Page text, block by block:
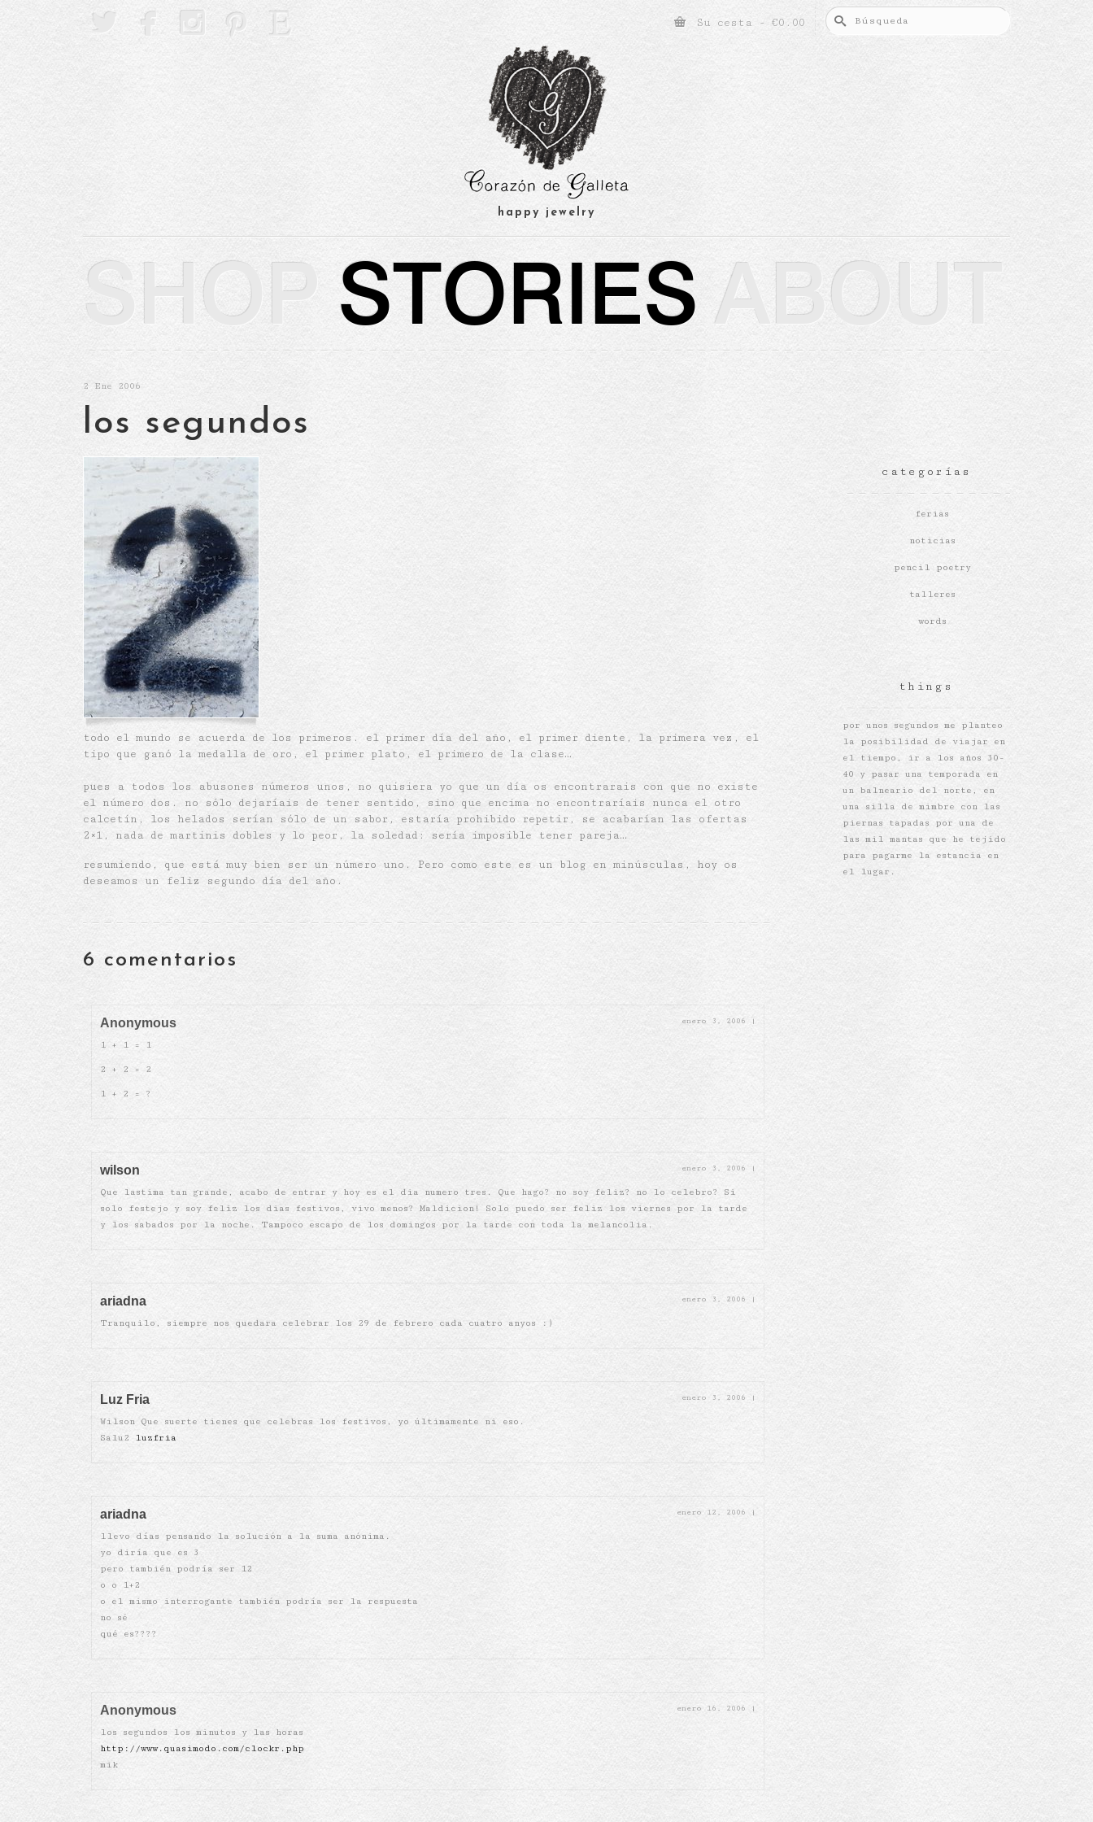
Buscar
por:
Su cesta - €0.00
    
happy jewelry
SHOP STORIESABOUT
2 Ene 2006
los segundos
todo el mundo se acuerda de los primeros. el primer día del año, el primer diente, la primera vez, el
tipo que ganó la medalla de oro, el primer plato, el primero de la clase…
pues a todos los abusones números unos, no quisiera yo que un día os encontrarais con que no existe
el número dos. no sólo dejaríais de tener sentido, sino que encima no encontraríais nunca el otro
calcetín, los helados serían sólo de un sabor, estaría prohibido repetir, se acabarían las ofertas
2×1, nada de martinis dobles y lo peor, la soledad: sería imposible tener pareja…
resumiendo, que está muy bien ser un número uno. Pero como este es un blog en minúsculas, hoy os
deseamos un feliz segundo día del año.
6 comentarios
Anonymous enero 3, 2006 |
1 + 1 = 1
2 + 2 = 2
1 + 2 = ?
wilson enero 3, 2006 |
Que lastima tan grande, acabo de entrar y hoy es el dia numero tres. Que hago? no soy feliz? no lo celebro? Si
solo festejo y soy feliz los dias festivos, vivo menos? Maldicion! Solo puedo ser feliz los viernes por la tarde
y los sabados por la noche. Tampoco escapo de los domingos por la tarde con toda la melancolia.
ariadna enero 3, 2006 |
Tranquilo, siempre nos quedara celebrar los 29 de febrero cada cuatro anyos :)
Luz Fria enero 3, 2006 |
Wilson Que suerte tienes que celebras los festivos, yo últimamente ni eso.
Salu2 luzfria
ariadna enero 12, 2006 |
llevo días pensando la solución a la suma anónima.
yo diría que es 3
pero también podría ser 12
o o 1+2
o el mismo interrogante también podría ser la respuesta
no sé
qué es????
Anonymous enero 16, 2006 |
los segundos los minutos y las horas
http://www.quasimodo.com/clockr.php
mik
categorías
ferias
noticias
pencil poetry
talleres
words
things
por unos segundos me planteo
la posibilidad de viajar en
el tiempo, ir a los años 30-
40 y pasar una temporada en
un balneario del norte, en
una silla de mimbre con las
piernas tapadas por una de
las mil mantas que he tejido
para pagarme la estancia en
el lugar.